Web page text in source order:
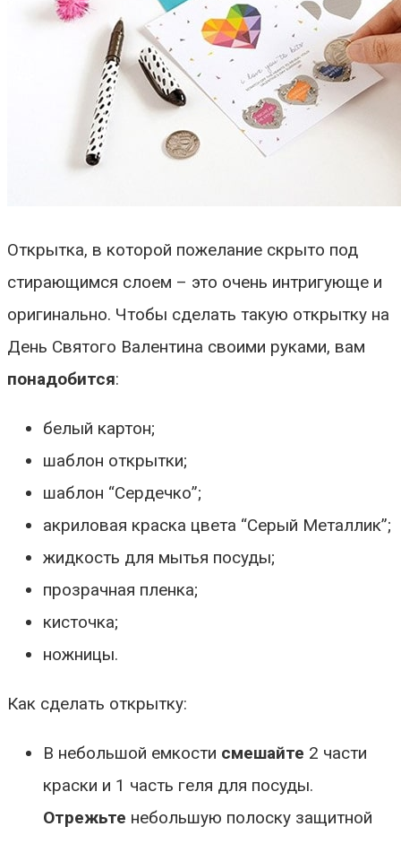
Открытка, в которой пожелание скрыто под
стирающимся слоем – это очень интригующе и
оригинально. Чтобы сделать такую открытку на
День Святого Валентина своими руками, вам
понадобится:
белый картон;
шаблон открытки;
шаблон “Сердечко”;
акриловая краска цвета “Серый Металлик”;
жидкость для мытья посуды;
прозрачная пленка;
кисточка;
ножницы.
Как сделать открытку:
В небольшой емкости смешайте 2 части
краски и 1 часть геля для посуды.
Отрежьте небольшую полоску защитной